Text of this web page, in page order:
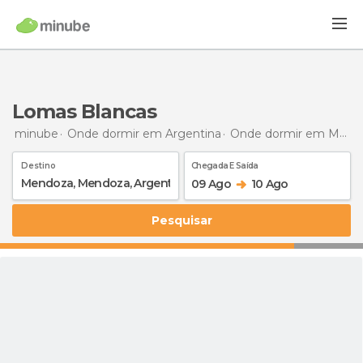
Lomas Blancas
minube Onde dormir em Argentina Onde dormir em Mendoza
Destino Chegada E Saída
09 Ago 10 Ago
Pesquisar